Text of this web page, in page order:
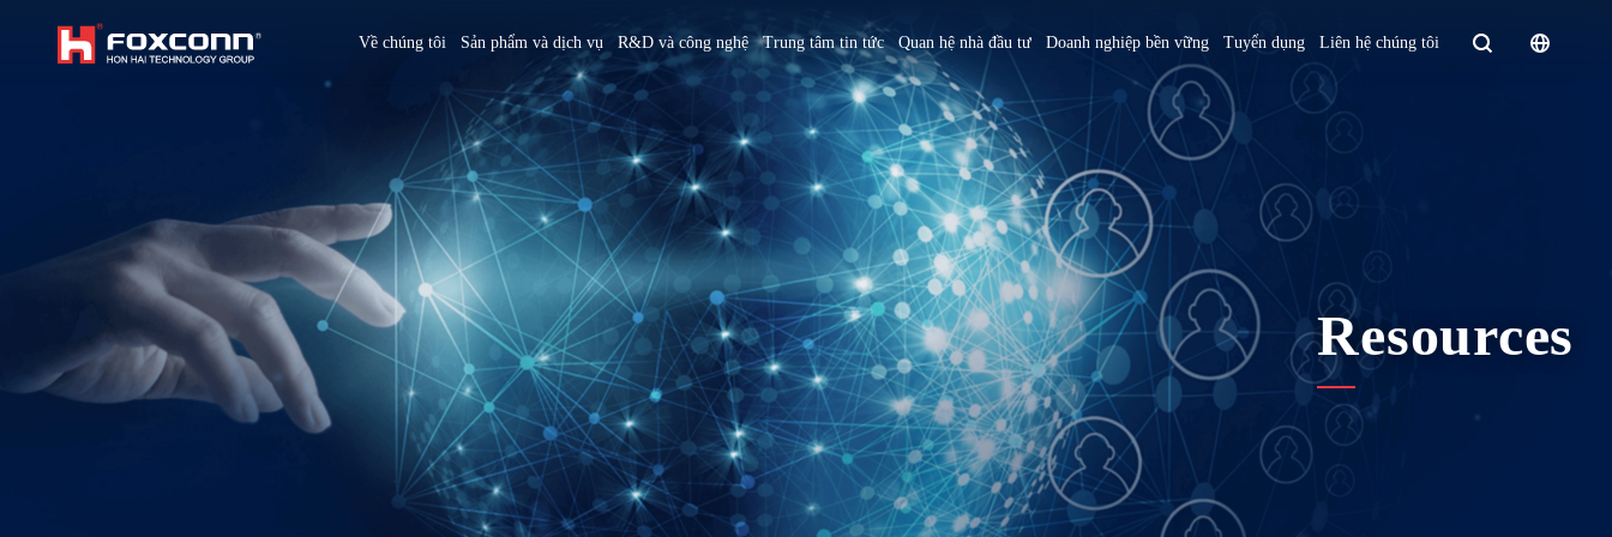
Về chúng tôi
Giới thiệu
Sứ mệnh, tầm nhìn và giá trị cốt lõi
Tổng quan về Tập đoàn
Nhà sáng lập
Chủ tịch Hội đồng quản trị
Sự kiện lớn của Tập đoàn
Địa điểm hoạt động
Sản phẩm và dịch vụ
Sản phẩm và dịch vụ
3+3=∞
Sự kiện nổi bật
Phân bố ngành nghề và công nghệ
R&D và công nghệ
Bằng sáng chế và giải thưởng
Tổng quan
Viện nghiên cứu Hồng Hải
Tổng quan
Viện nghiên cứu và phát triển MIH
Giới thiệu liên minh xe điện mở MIH
Tham gia cùng chúng tôi
Trung tâm tin tức
Sự kiện
Hoạt động công ty
Tham quan nhà xưởng
Nhà xưởng Việt Nam
Truyền thông xã hội
Facebook
Quan hệ nhà đầu tư Doanh nghiệp bền vững
Tổng quan
Tầm nhìn và mục tiêu chiến lược ESG
Hưởng ứng sáng kiến quốc tế
Thông điệp từ Chủ tịch Hội đồng quản
trị và Ủy ban Phát triển bền vững
Tình hình thực hiện thúc đẩy phát
triển bền vững
Các bên liên quan
Tuyển dụng Liên hệ chúng tôi
English China 简体中文
Vietnam Tiếng Việt
America
U.S.
Mexico Español
Europe
Czech Republic
Resources